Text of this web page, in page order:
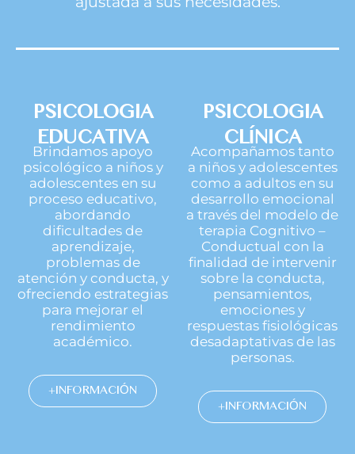
PSICOLOGIA
EDUCATIVA
Brindamos apoyo
psicológico a niños y
adolescentes en su
proceso educativo,
abordando
dificultades de
aprendizaje,
problemas de
atención y conducta, y
ofreciendo estrategias
para mejorar el
rendimiento
académico.
+INFORMACIÓN
PSICOLOGIA
CLÍNICA
Acompañamos tanto
a niños y adolescentes
como a adultos en su
desarrollo emocional
a través del modelo de
terapia Cognitivo –
Conductual con la
finalidad de intervenir
sobre la conducta,
pensamientos,
emociones y
respuestas fisiológicas
desadaptativas de las
personas.
+INFORMACIÓN